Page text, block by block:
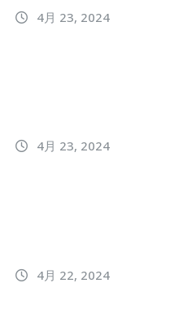
4月 23, 2024
4月 23, 2024
4月 22, 2024